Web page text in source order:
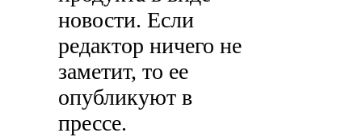
новости. Если
редактор ничего не
заметит, то ее
опубликуют в
прессе.